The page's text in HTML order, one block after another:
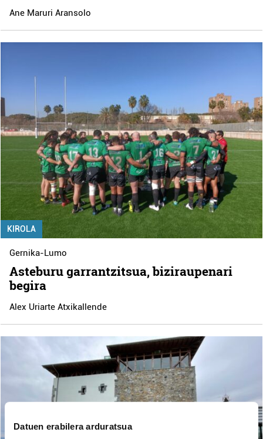
Datuen erabilera arduratsua
Ane Maruri Aransolo
KIROLA
Gernika-Lumo
Asteburu garrantzitsua, biziraupenari
begira
Alex Uriarte Atxikallende